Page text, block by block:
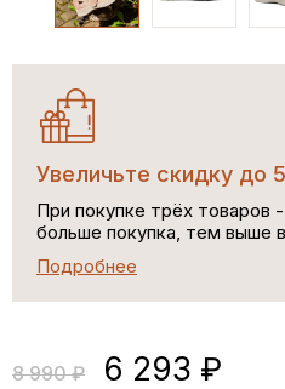
Увеличьте скидку до
При покупке трёх товаров
больше покупка, тем выше
Подробнее
8 990 ₽ 6 293 ₽